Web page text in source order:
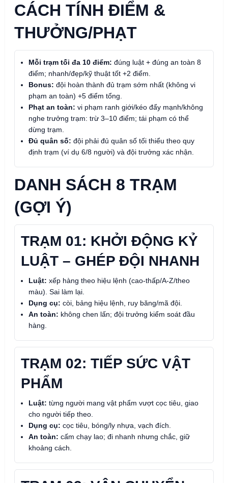
CÁCH TÍNH ĐIỂM &
THƯỞNG/PHẠT
Mỗi trạm tối đa 10 điểm: đúng luật + đúng an toàn 8
điểm; nhanh/đẹp/kỹ thuật tốt +2 điểm.
Bonus: đội hoàn thành đủ trạm sớm nhất (không vi
phạm an toàn) +5 điểm tổng.
Phạt an toàn: vi phạm ranh giới/kéo đẩy mạnh/không
nghe trưởng trạm: trừ 3–10 điểm; tái phạm có thể
dừng trạm.
Đủ quân số: đội phải đủ quân số tối thiểu theo quy
định trạm (ví dụ 6/8 người) và đội trưởng xác nhận.
DANH SÁCH 8 TRẠM
(GỢI Ý)
TRẠM 01: KHỞI ĐỘNG KỶ
LUẬT – GHÉP ĐỘI NHANH
Luật: xếp hàng theo hiệu lệnh (cao-thấp/A-Z/theo
màu). Sai làm lại.
Dụng cụ: còi, bảng hiệu lệnh, ruy băng/mã đội.
An toàn: không chen lấn; đội trưởng kiểm soát đầu
hàng.
TRẠM 02: TIẾP SỨC VẬT
PHẨM
Luật: từng người mang vật phẩm vượt cọc tiêu, giao
cho người tiếp theo.
Dụng cụ: cọc tiêu, bóng/ly nhựa, vạch đích.
An toàn: cấm chạy lao; đi nhanh nhưng chắc, giữ
khoảng cách.